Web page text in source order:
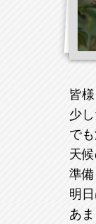
皆
少
で
天
準
明
あ